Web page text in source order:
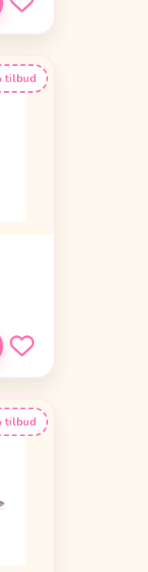
tilbud
tilbud